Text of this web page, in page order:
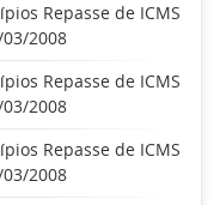
Repasse de ICMS
2008
Repasse de ICMS
2008
Repasse de ICMS
2008